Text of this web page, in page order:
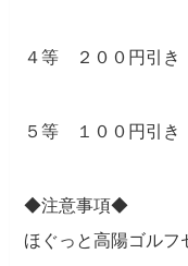
４等 ２００円引き
５等 １００円引き
◆注意事項◆
ほぐっと高陽ゴルフ